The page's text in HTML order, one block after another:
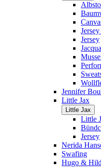
Jersey
Jennifer
Little Jax
Little Jax
Little
Jersey
Nerida
Swafing
Hugo &